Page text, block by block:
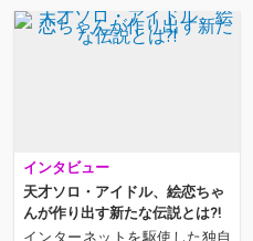
インタビュー
天才ソロ・アイドル、絵恋ちゃ
んが作り出す新たな伝説とは?!
インターネットを駆使した独自